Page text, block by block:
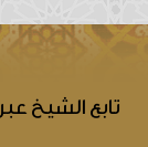
تابع الشيخ عبر